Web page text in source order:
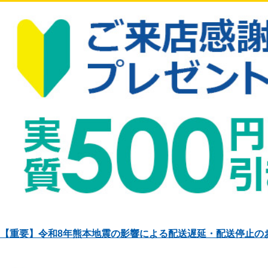
【重要】令和8年熊本地震の影響による配送遅延・配送停止の